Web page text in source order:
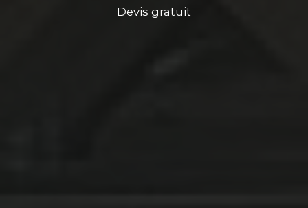
Devis gratuit